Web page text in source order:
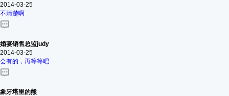
2014-03-25
不清楚啊
婚宴销售总监judy
2014-03-25
会有的，再等等吧
象牙塔里的熊